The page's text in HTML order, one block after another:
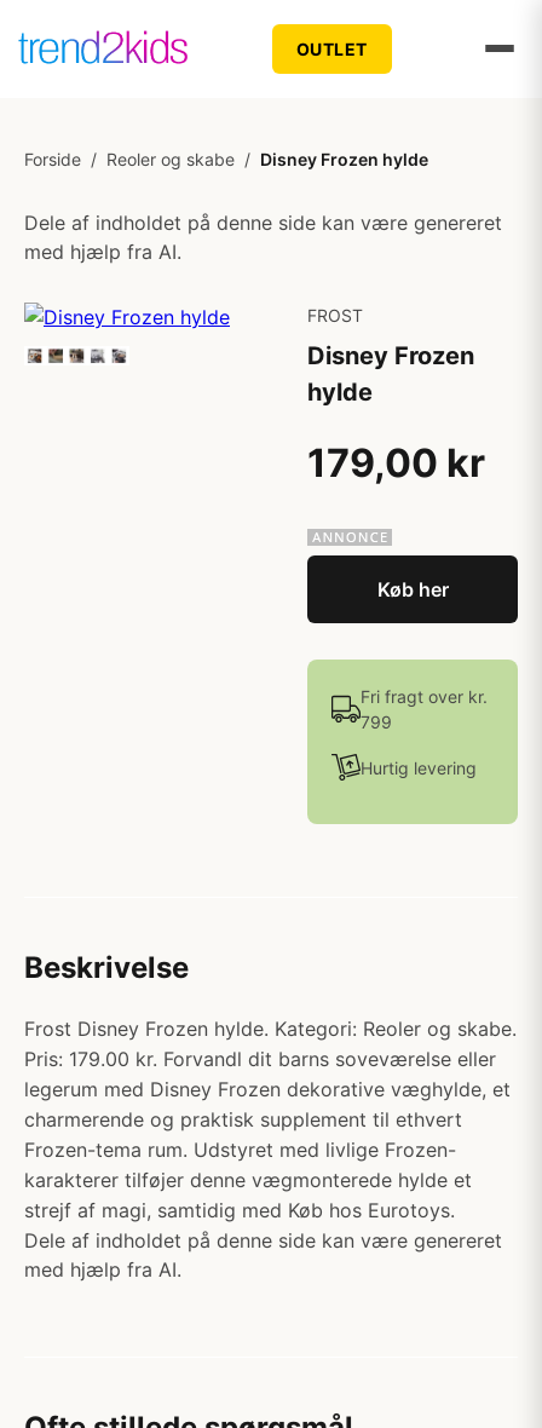
OUTLET
Forside / Reoler og skabe / Disney Frozen hylde
Dele af indholdet på denne side kan være genereret
med hjælp fra AI.
FROST
Disney Frozen
hylde
179,00 kr
Køb her
Fri fragt over kr.
799
Hurtig levering
Beskrivelse
Frost Disney Frozen hylde. Kategori: Reoler og skabe.
Pris: 179.00 kr. Forvandl dit barns soveværelse eller
legerum med Disney Frozen dekorative væghylde, et
charmerende og praktisk supplement til ethvert
Frozen-tema rum. Udstyret med livlige Frozen-
karakterer tilføjer denne vægmonterede hylde et
strejf af magi, samtidig med Køb hos Eurotoys.
Dele af indholdet på denne side kan være genereret
med hjælp fra AI.